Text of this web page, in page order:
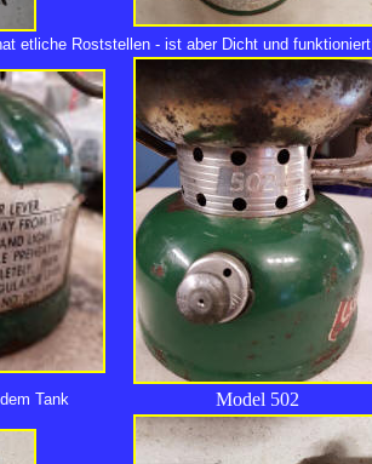
etliche Roststellen - ist aber Dicht und
Tank Model 502